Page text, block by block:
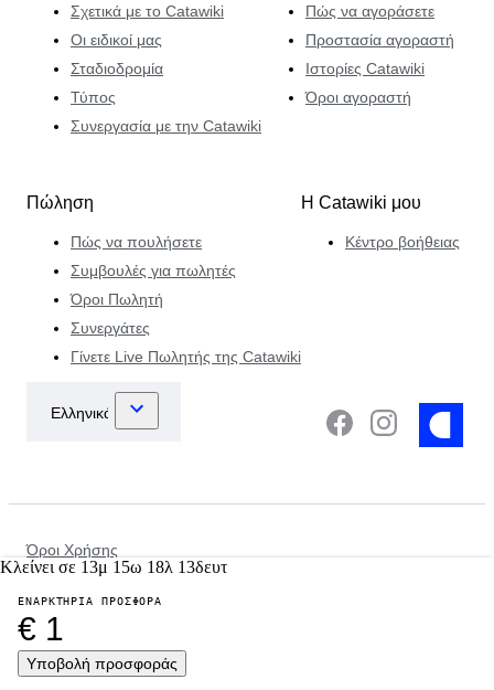
Κλείνει σε 13μ 15ω 18λ 13δευτ
ΕΝΑΡΚΤΉΡΙΑ ΠΡΟΣΦΟΡΆ
€ 1
Υποβολή προσφοράς
Σχετικά με το Catawiki
Οι ειδικοί μας
Σταδιοδρομία
Τύπος
Συνεργασία με την Catawiki
Πώς να αγοράσετε
Προστασία αγοραστή
Ιστορίες Catawiki
Όροι αγοραστή
Πώληση
Πώς να πουλήσετε
Συμβουλές για πωλητές
Όροι Πωλητή
Συνεργάτες
Γίνετε Live Πωλητής της Catawiki
Η Catawiki μου
Κέντρο βοήθειας
Όροι Χρήσης
Ειδοποίηση Προστασίας δεδομένων και απορρήτου
Πολιτική επιβολής του νόμου
Άλλες πολιτικές
©2026